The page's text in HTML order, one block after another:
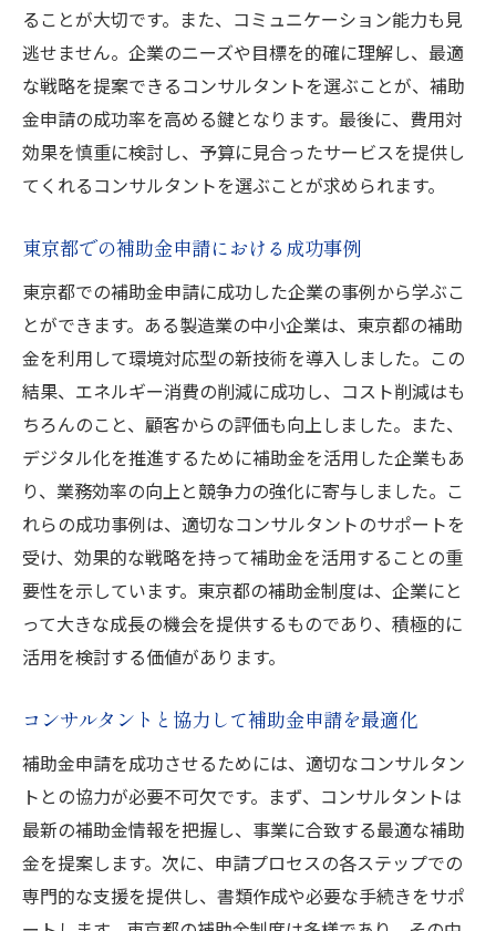
東京都の補助金を活用した資金管理のポイ
ント
コンサルタントの助言で事業のキャッシュ
フローを改善
補助金受給後の事業展開を支援するコンサ
ルタントの役割
法
コンサルタントと共に次のステージへ進む
ためのステップ
東京都での補助金申請を成功させるためのコン
サルタントの選び方
補助金申請に必要なコンサルタントのスキ
ルセット
東京都の補助金制度に精通したコンサルタ
ントの重要性
成功する補助金申請のためのコンサルタン
トの選定基準
コンサルタントのネットワークを活用する
補助金申請プロセスの効率化をサポートす
るコンサルタント
結果にコミットするコンサルタントの選び
方
補助金コンサルタントが東京都でのビジネス成
長を後押しする理由
ることが大切です。また、コミュニケーション能力も見
逃せません。企業のニーズや目標を的確に理解し、最適
な戦略を提案できるコンサルタントを選ぶことが、補助
金申請の成功率を高める鍵となります。最後に、費用対
効果を慎重に検討し、予算に見合ったサービスを提供し
てくれるコンサルタントを選ぶことが求められます。
東京都での補助金申請における成功事例
東京都での補助金申請に成功した企業の事例から学ぶこ
とができます。ある製造業の中小企業は、東京都の補助
金を利用して環境対応型の新技術を導入しました。この
結果、エネルギー消費の削減に成功し、コスト削減はも
ちろんのこと、顧客からの評価も向上しました。また、
デジタル化を推進するために補助金を活用した企業もあ
り、業務効率の向上と競争力の強化に寄与しました。こ
れらの成功事例は、適切なコンサルタントのサポートを
受け、効果的な戦略を持って補助金を活用することの重
要性を示しています。東京都の補助金制度は、企業にと
って大きな成長の機会を提供するものであり、積極的に
活用を検討する価値があります。
コンサルタントと協力して補助金申請を最適化
補助金申請を成功させるためには、適切なコンサルタン
トとの協力が必要不可欠です。まず、コンサルタントは
最新の補助金情報を把握し、事業に合致する最適な補助
金を提案します。次に、申請プロセスの各ステップでの
専門的な支援を提供し、書類作成や必要な手続きをサポ